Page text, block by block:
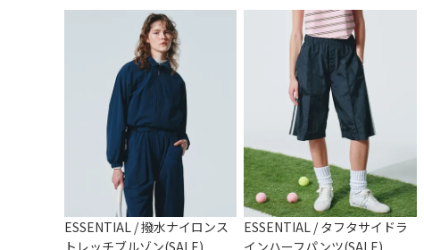
ESSENTIAL / 撥水ナイロンス
トレッチブルゾン(SALE)
ESSENTIAL / タフタサイドラ
インハーフパンツ(SALE)